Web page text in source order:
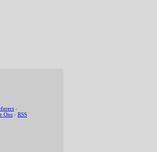
-
Ons - RSS